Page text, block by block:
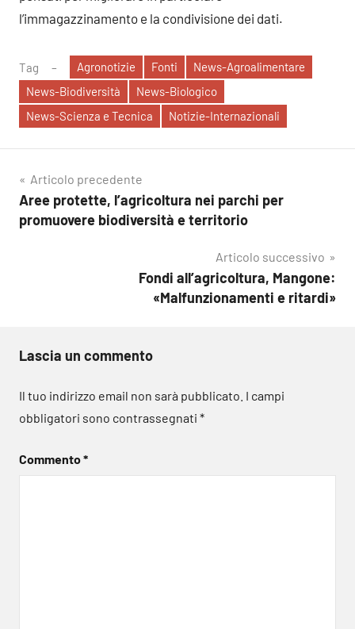
l’immagazzinamento e la condivisione dei dati.
Tag Agronotizie Fonti
News-Agroalimentare
News-Biodiversità
News-Biologico
News-Scienza e Tecnica
Notizie-Internazionali
Navigazione
articoli
Articolo precedente
Aree protette, l’agricoltura nei parchi per
promuovere biodiversità e territorio
Articolo successivo
Fondi all’agricoltura, Mangone:
«Malfunzionamenti e ritardi»
Lascia un commento
Il tuo indirizzo email non sarà pubblicato. I campi
obbligatori sono contrassegnati *
Commento*